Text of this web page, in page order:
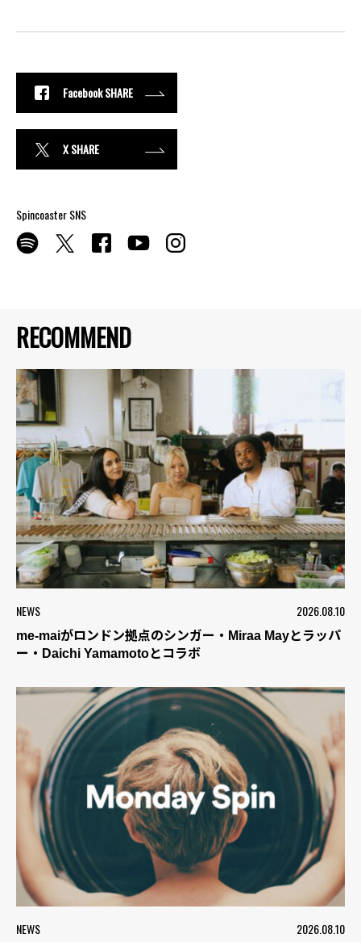
RECOMMEND
NEWS 2026.08.10
me-maiがロンドン拠点のシンガー・Miraa Mayとラッパ
ー・Daichi Yamamotoとコラボ
NEWS 2026.08.10
Facebook SHARE
X SHARE
Spincoaster SNS